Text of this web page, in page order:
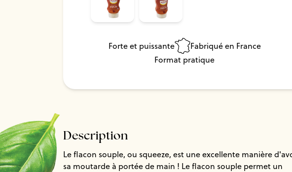
Forte et puissante
Fabriqué en France
Format pratique
Description
Le flacon souple, ou squeeze, est une excellente manière
sa moutarde à portée de main ! Le flacon souple permet un